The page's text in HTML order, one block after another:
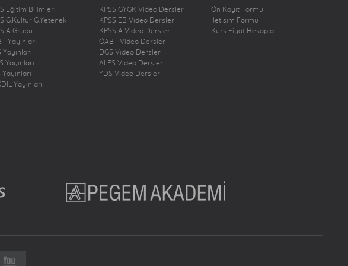
Eğitim Bilimleri
G.Kültür G.Yetenek
A Grubu
Yayınları
Yayınları
Yayınları
Yayınları
Yayınları
KPSS GYGK Video Dersler
KPSS EB Video Dersler
KPSS A Video Dersler
ÖABT Video Dersler
DGS Video Dersler
ALES Video Dersler
YDS Video Dersler
Ön Kayıt Formu
İletişim Formu
Kurs Fiyat Hesapla